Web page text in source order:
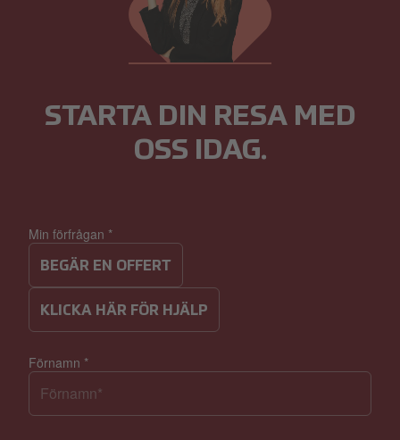
Min förfrågan *
BEGÄR EN OFFERT
KLICKA HÄR FÖR HJÄLP
Förnamn *
STARTA DIN RESA MED
OSS IDAG.